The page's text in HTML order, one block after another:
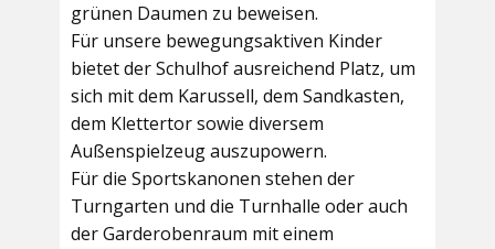
grünen Daumen zu beweisen.
Für unsere bewegungsaktiven Kinder
bietet derSchulhofausreichend Platz, um
sich mit dem Karussell, dem Sandkasten,
dem Klettertor sowie diversem
Außenspielzeug auszupowern.
Für die Sportskanonen stehen der
Turngarten und die Turnhalle oder auch
derGarderobenraum mit einem